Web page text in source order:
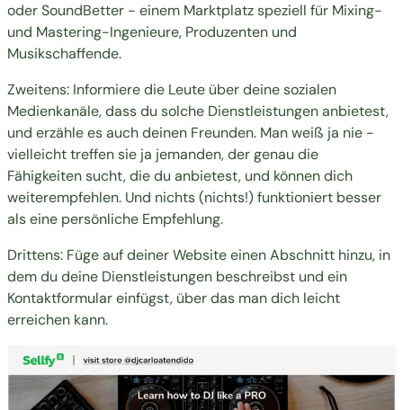
oderSoundBetter - einem Marktplatz speziell für Mixing-
und Mastering-Ingenieure, Produzenten und
Musikschaffende.
Zweitens: Informiere die Leute über deine sozialen
Medienkanäle, dass du solche Dienstleistungen anbietest,
und erzähle es auch deinen Freunden. Man weiß ja nie -
vielleicht treffen sie ja jemanden, der genau die
Fähigkeiten sucht, die du anbietest, und können dich
weiterempfehlen. Und nichts (nichts!) funktioniert besser
als eine persönliche Empfehlung.
Drittens: Füge auf deiner Website einen Abschnitt hinzu, in
dem du deine Dienstleistungen beschreibst und ein
Kontaktformular einfügst, über das man dich leicht
erreichen kann.